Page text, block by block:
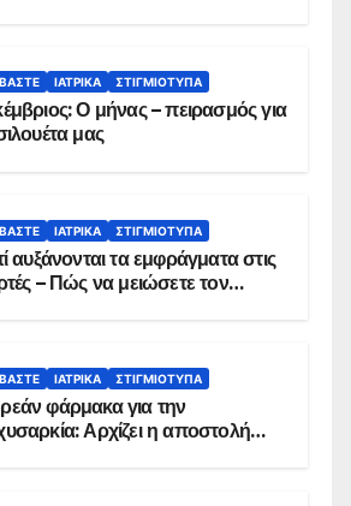
ΙΑΤΡΙΚΆ ΣΤΙΓΜΙΌΤΥΠΑ
Ο μήνας – πειρασμός για
μας
ΙΑΤΡΙΚΆ ΣΤΙΓΜΙΌΤΥΠΑ
αυξάνονται τα εμφράγματα στις
– Πώς να μειώσετε τον
ΙΑΤΡΙΚΆ ΣΤΙΓΜΙΌΤΥΠΑ
φάρμακα για την
Αρχίζει η αποστολή